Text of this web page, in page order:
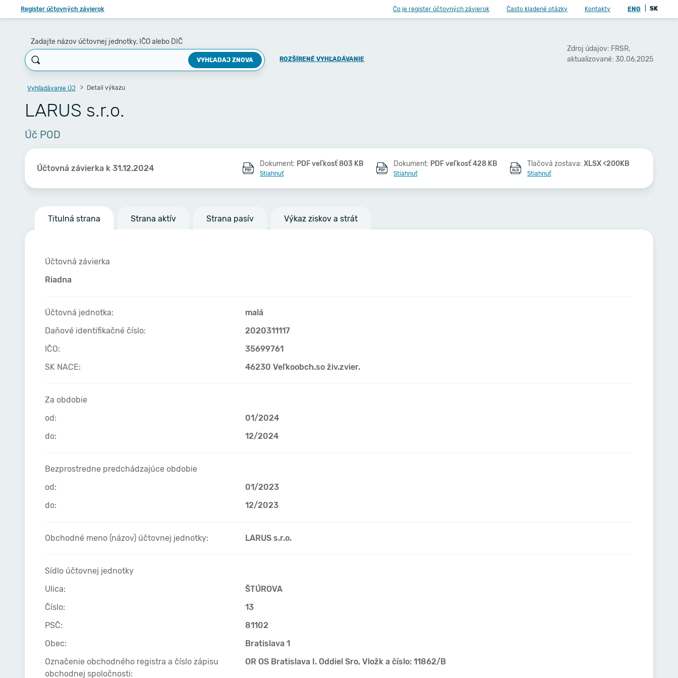
Register účtovných závierok Čo je register účtovných závierok Často kladené otázky Kontakty ENG SK
Zadajte názov účtovnej jednotky, IČO alebo DIČ
VYHĽADAJ ZNOVA ROZŠÍRENÉ VYHĽADÁVANIE
Zdroj údajov: FRSR,
aktualizované: 30.06.2025
Vyhľadávanie ÚJ Detail výkazu
LARUS s.r.o.
Úč POD
Účtovná závierka k 31.12.2024 Dokument: PDF veľkosť 803 KB
Stiahnuť
Dokument: PDF veľkosť 428 KB
Stiahnuť
Tlačová zostava:XLSX <200KB
Stiahnuť
Titulná strana Strana aktív Strana pasív Výkaz ziskov a strát
Účtovná závierka
Riadna
Účtovná jednotka:
malá
Daňové identifikačné číslo:
2020311117
IČO:
35699761
SK NACE:
46230 Veľkoobch.so živ.zvier.
Za obdobie
od:
01/2024
do:
12/2024
Bezprostredne predchádzajúce obdobie
od:
01/2023
do:
12/2023
Obchodné meno (názov) účtovnej jednotky: LARUS s.r.o.
Sídlo účtovnej jednotky
Ulica:
ŠTÚROVA
Číslo:
13
PSČ:
81102
Obec:
Bratislava 1
Označenie obchodného registra a číslo zápisu
obchodnej spoločnosti:
OR OS Bratislava I. Oddiel Sro, Vložk a číslo: 11862/B